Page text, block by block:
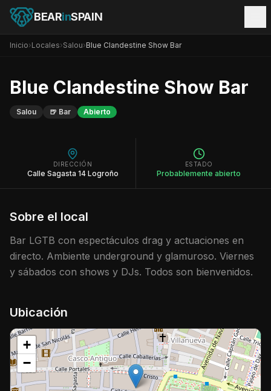
BEARinSPAIN
Inicio›Locales›Salou›Blue Clandestine Show Bar
Blue Clandestine Show Bar
Salou 🍺 Bar Abierto
DIRECCIÓN
Calle Sagasta 14 Logroño
ESTADO
Probablemente abierto
Sobre el local
Bar LGTB con espectáculos drag y actuaciones en
directo. Ambiente underground y glamuroso. Viernes
y sábados con shows y DJs. Todos son bienvenidos.
Ubicación
+
−